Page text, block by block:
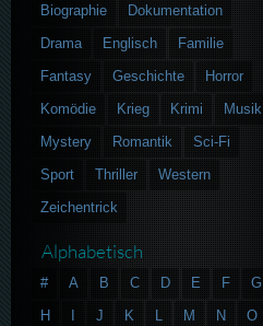
Biographie
Dokumentation
Drama
Englisch
Familie
Fantasy
Geschichte
Horror
Komödie
Krieg Krimi
Musik
Mystery
Romantik
Sci-Fi
Sport
Thriller
Western
Zeichentrick
Alphabetisch
# A B C D E F
G
H
J K L M N
O